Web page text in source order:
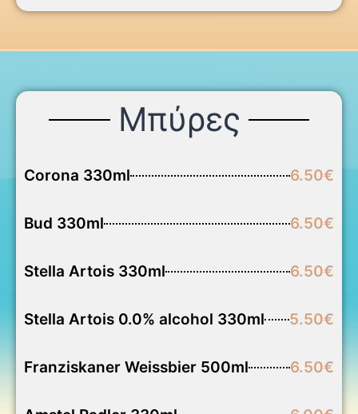
Μπύρες
Corona 330ml 6.50€
Bud 330ml 6.50€
Stella Artois 330ml 6.50€
Stella Artois 0.0% alcohol 330ml 5.50€
Franziskaner Weissbier 500ml 6.50€